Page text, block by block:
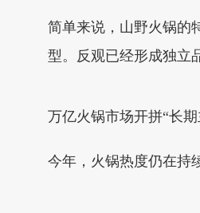
简单来说，山野火锅的
型。反观已经形成独立
万亿火锅市场开拼“长期
今年，火锅热度仍在持